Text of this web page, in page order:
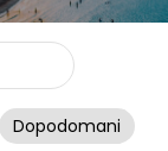
Dopodomani